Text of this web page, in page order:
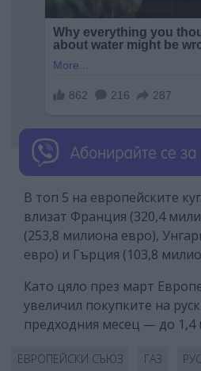
В топ 5 на европейските
влизат Франция (320,4
(253,8 милиона евро),
евро) и Гърция (103,8
Като цяло през март
увеличил покупките на
предходния месец — до 1,4
ЕВРОПЕЙСКИ СЪЮЗ ГАЗ